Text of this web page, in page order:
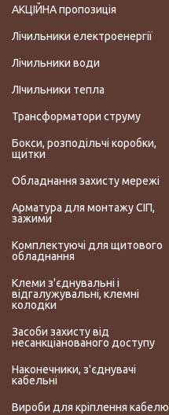
АКЦІЙНА пропозиція
Лічильники електроенергії
Лічильники води
ЛІчильники тепла
Трансформатори струму
Бокси, розподільчі коробки,
щитки
Обладнання захисту мережі
Арматура для монтажу СІП,
зажими
Комплектуючі для щитового
обладнання
Клеми з'єднувальні і
відгалужувальні, клемні
колодки
Засоби захисту від
несанкціанованого доступу
Наконечники, з'єднувачі
кабельні
Вироби для кріплення кабелю